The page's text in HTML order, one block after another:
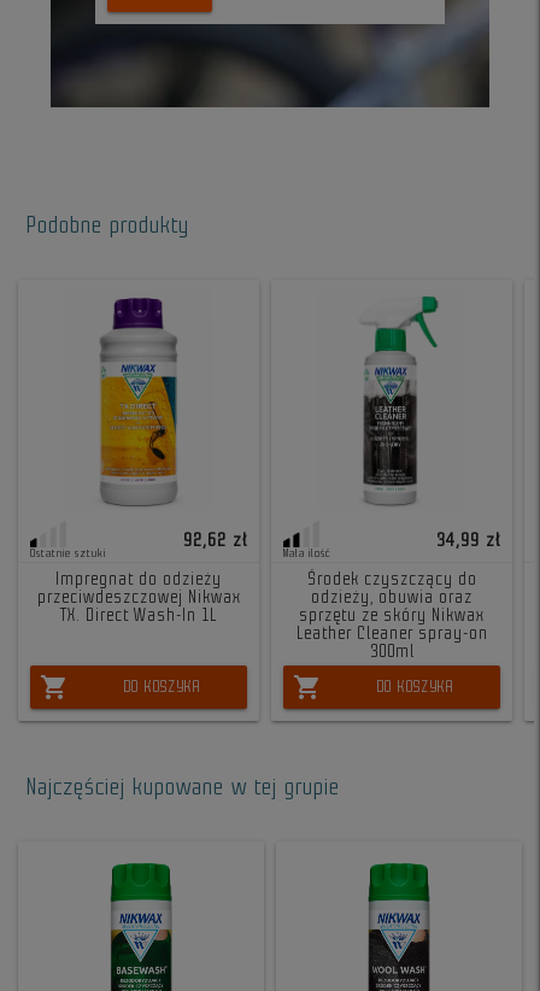
Podobne produkty
Ostatnie sztuki
92,62 zł
Impregnat do odzieży
przeciwdeszczowej Nikwax
TX. Direct Wash-In 1L
shopping_cart DO KOSZYKA
Mała ilość
34,99 zł
Środek czyszczący do
odzieży, obuwia oraz
sprzętu ze skóry Nikwax
Leather Cleaner spray-on
300ml
shopping_cart DO KOSZYKA
Najczęściej kupowane w tej grupie